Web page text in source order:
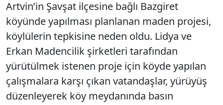
Artvin’in Şavşat ilçesine bağlı Bazgiret
köyünde yapılması planlanan maden projesi,
köylülerin tepkisine neden oldu. Lidya ve
Erkan Madencilik şirketleri tarafından
yürütülmek istenen proje için köyde yapılan
çalışmalara karşı çıkan vatandaşlar, yürüyüş
düzenleyerek köy meydanında basın